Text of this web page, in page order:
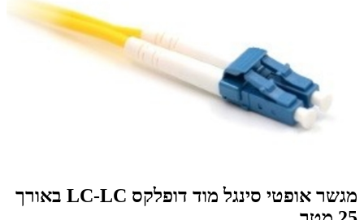
מגשר אופטי סינגל מוד דופלקס LC-LC באורך